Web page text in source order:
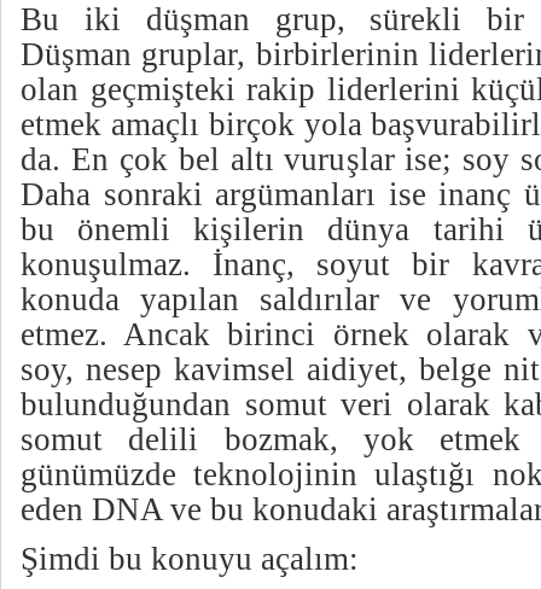
Bu iki düşman grup, sürekli bir
Düşman gruplar, birbirlerinin
olan geçmişteki rakip liderlerini
etmek amaçlı birçok yola
da. En çok bel altı vuruşlar ise; soy
Daha sonraki argümanları ise inanç
bu önemli kişilerin dünya tarihi
konuşulmaz. İnanç, soyut bir
konuda yapılan saldırılar ve
etmez. Ancak birinci örnek olarak
soy, nesep kavimsel aidiyet, belge
bulunduğundan somut veri olarak
somut delili bozmak, yok etmek
günümüzde teknolojinin ulaştığı
eden DNA ve bu konudaki
Şimdi bu konuyu açalım: